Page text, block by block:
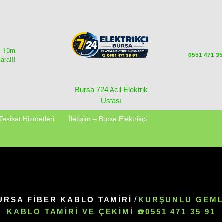
Tüm
Bursa 724 Acil Elektrik
Ustası
0551 471
Hizmetleri İletişim – Bursa Elektrikçi
FİBER KABLO TAMİRİ / KURŞUNLU
KABLO TAMIRI VE ÇEKIMI ☎️0551 471 35 91